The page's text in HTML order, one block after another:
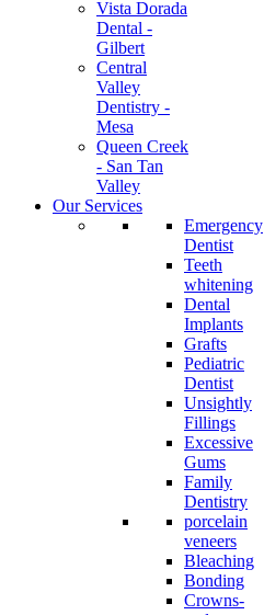
Vista Dorada
Dental -
Gilbert
Central
Valley
Dentistry -
Mesa
Queen Creek
- San Tan
Valley
Our Services
Emergency
Dentist
Teeth
whitening
Dental
Implants
Grafts
Pediatric
Dentist
Unsightly
Fillings
Excessive
Gums
Family
Dentistry
porcelain
veneers
Bleaching
Bonding
Crowns-